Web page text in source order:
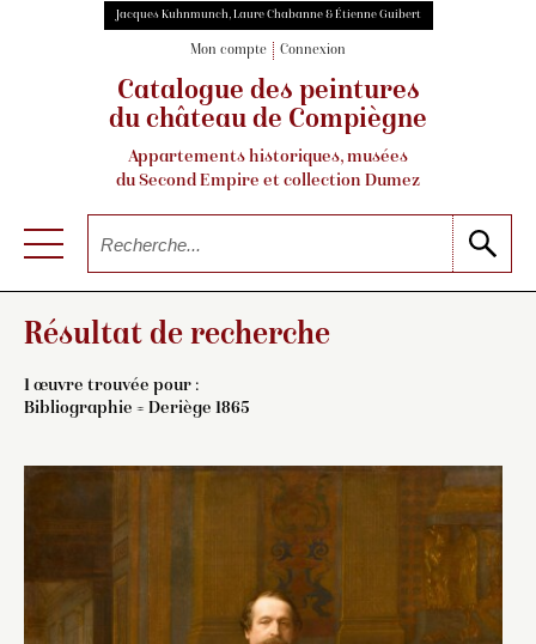
Jacques Kuhnmunch, Laure Chabanne & Étienne Guibert
Mon compte Connexion
Catalogue des peintures
du château de Compiègne
Appartements historiques, musées
du Second Empire et collection Dumez
Résultat de recherche
1 œuvre trouvée pour :
Bibliographie = Deriège 1865